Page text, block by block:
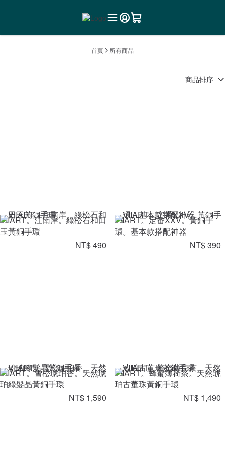
首頁 所有商品
商品排序
VIIART。江南岸。綠松石和田
玉黃銅手環
NT$ 490
VIIART。定番XXV。黃銅手
環。基本款搭配神器
NT$ 390
VIIART。雪松琥珀香。天然琥
珀綠髮晶黃銅手環
NT$ 1,590
VIIART。蜂蜜薄荷茶。天然琥
珀古董珠黃銅手環
NT$ 1,490